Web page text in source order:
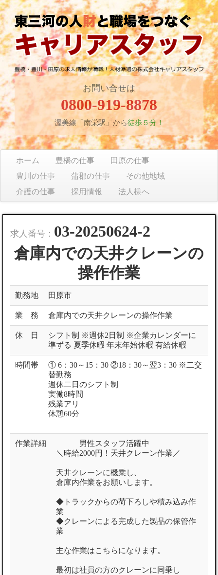
お問い合せは
0800-919-8878
渥美線「南栄駅」から徒歩５分！
ホーム 豊橋の仕事
田原の仕事
豊川の仕事
蒲郡の仕事
その他地域
介護の仕事
採用情報 法人様へ
求人番号： 03-20250624-2
倉庫内での天井クレーンの
操作作業
勤務地 田原市
業 務 倉庫内での天井クレーンの操作作業
休 日
シフト制 ※週休2日制 ※企業カレンダーに
準ずる 夏季休暇 年末年始休暇 有給休暇
時間帯
① 6：30～15：30 ②18：30～翌3：30 ※二交
替勤務
週休二日のシフト制
実働8時間
残業アリ
休憩60分
作業詳細
男性スタッフ活躍中
＼時給2000円！天井クレーン作業／
天井クレーンに機乗し、
倉庫内作業をお願いします。
◆トラックからの荷下ろしや積み込み作
業
◆クレーンによる完成した製品の保管作
業
主な作業はこちらになります。
最初は社員の方のクレーンに同乗し